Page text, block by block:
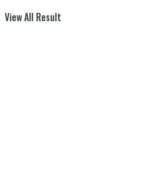
View All Result